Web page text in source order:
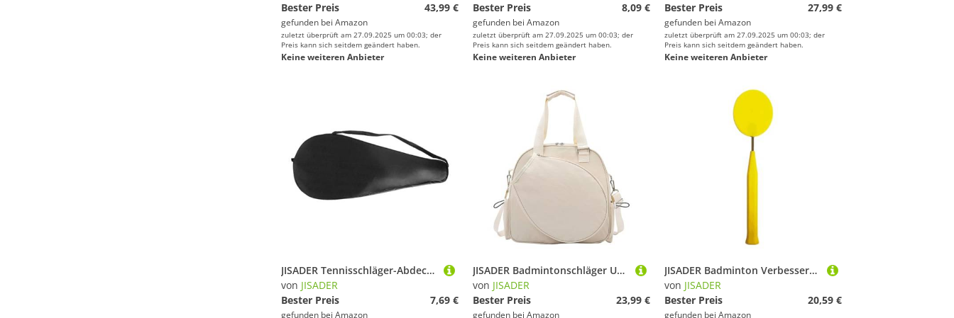
Bester Preis
43,99 €
gefunden bei Amazon
zuletzt überprüft am 27.09.2025 um 00:03; der
Preis kann sich seitdem geändert haben.
Keine weiteren Anbieter
Bester Preis
8,09 €
gefunden bei Amazon
zuletzt überprüft am 27.09.2025 um 00:03; der
Preis kann sich seitdem geändert haben.
Keine weiteren Anbieter
Bester Preis
27,99 €
gefunden bei Amazon
zuletzt überprüft am 27.09.2025 um 00:03; der
Preis kann sich seitdem geändert haben.
Keine weiteren Anbieter
JISADER Tennisschläger-Abdeckung, Aufbewahrungstasche, professioneller Sportschutz, Schlägerhalter, Badminton-Tasche für Jugendliche, Erwachsene, Männer,
von JISADER
Bester Preis
7,69 €
gefunden bei Amazon
JISADER Badmintonschläger Umhängetasche, Damen Tennis Sporttasche, Tragbare Tennisschläger Tragetasche, Weiß
von JISADER
Bester Preis
23,99 €
gefunden bei Amazon
JISADER Badminton Verbesserungsgerät, Action Rod Kraftwerkzeug, Trainingsgerät mit Eingebautem Gewicht Zur Simulation von Widerstand, 34.4 cm X 8.6 cm X
von JISADER
Bester Preis
20,59 €
gefunden bei Amazon